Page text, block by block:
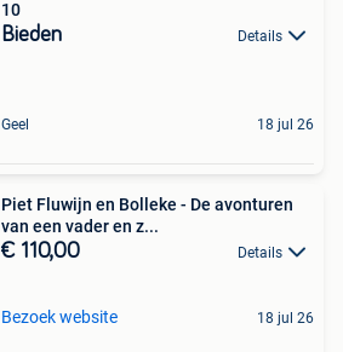
10
Bieden Details
Geel 18 jul 26
Piet Fluwijn en Bolleke - De avonturen
van een vader en z...
€ 110,00 Details
Bezoek website 18 jul 26